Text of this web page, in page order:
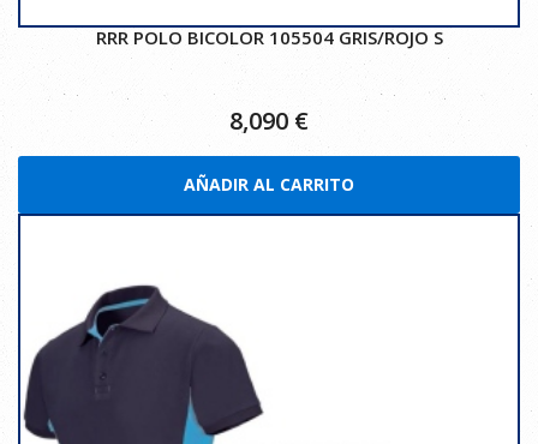
RRR POLO BICOLOR 105504 GRIS/ROJO S
8,090 €
AÑADIR AL CARRITO